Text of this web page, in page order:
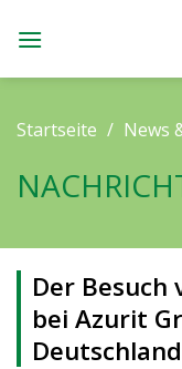
Startseite / News
Der Besuch
bei Azurit
Deutschland